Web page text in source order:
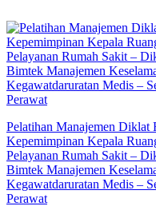
to
content
Pelatihan Manajemen Diklat
Kepemimpinan Kepala
Pelayanan Rumah Sakit –
Bimtek Manajemen
Kegawatdaruratan Medis –
Perawat